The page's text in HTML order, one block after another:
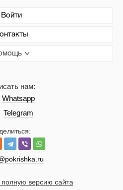
Войти
нам:
Whatsapp
Telegram
версию сайта